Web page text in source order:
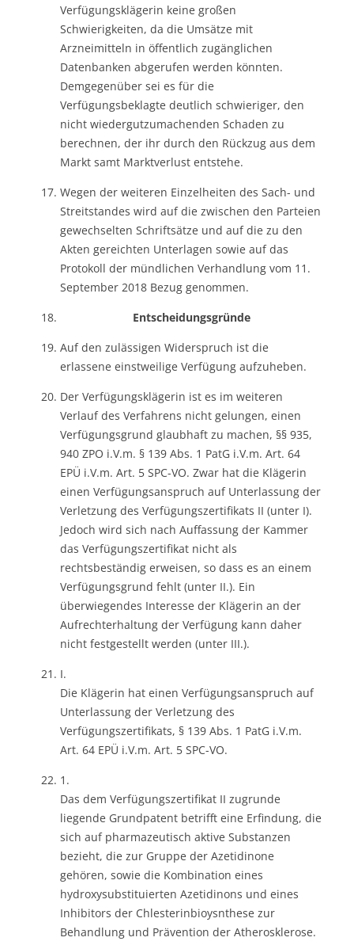
Verfügungsklägerin keine großen
Schwierigkeiten, da die Umsätze mit
Arzneimitteln in öffentlich zugänglichen
Datenbanken abgerufen werden könnten.
Demgegenüber sei es für die
Verfügungsbeklagte deutlich schwieriger, den
nicht wiedergutzumachenden Schaden zu
berechnen, der ihr durch den Rückzug aus dem
Markt samt Marktverlust entstehe.
Wegen der weiteren Einzelheiten des Sach- und
Streitstandes wird auf die zwischen den Parteien
gewechselten Schriftsätze und auf die zu den
Akten gereichten Unterlagen sowie auf das
Protokoll der mündlichen Verhandlung vom 11.
September 2018 Bezug genommen.
Entscheidungsgründe
Auf den zulässigen Widerspruch ist die
erlassene einstweilige Verfügung aufzuheben.
Der Verfügungsklägerin ist es im weiteren
Verlauf des Verfahrens nicht gelungen, einen
Verfügungsgrund glaubhaft zu machen, §§ 935,
940 ZPO i.V.m. § 139 Abs. 1 PatG i.V.m. Art. 64
EPÜ i.V.m. Art. 5 SPC-VO. Zwar hat die Klägerin
einen Verfügungsanspruch auf Unterlassung der
Verletzung des Verfügungszertifikats II (unter I).
Jedoch wird sich nach Auffassung der Kammer
das Verfügungszertifikat nicht als
rechtsbeständig erweisen, so dass es an einem
Verfügungsgrund fehlt (unter II.). Ein
überwiegendes Interesse der Klägerin an der
Aufrechterhaltung der Verfügung kann daher
nicht festgestellt werden (unter III.).
I.
Die Klägerin hat einen Verfügungsanspruch auf
Unterlassung der Verletzung des
Verfügungszertifikats, § 139 Abs. 1 PatG i.V.m.
Art. 64 EPÜ i.V.m. Art. 5 SPC-VO.
1.
Das dem Verfügungszertifikat II zugrunde
liegende Grundpatent betrifft eine Erfindung, die
sich auf pharmazeutisch aktive Substanzen
bezieht, die zur Gruppe der Azetidinone
gehören, sowie die Kombination eines
hydroxysubstituierten Azetidinons und eines
Inhibitors der Chlesterinbioysnthese zur
Behandlung und Prävention der Atherosklerose.